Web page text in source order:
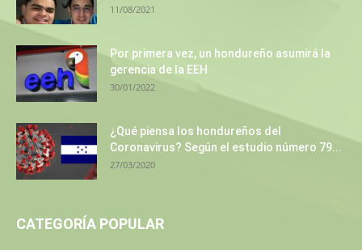
11/08/2021
Por primera vez, un hondureño asumirá la
gerencia de la EEH
30/01/2022
¿Qué piensa los hondureños del
Coronavirus? Según el estudio número 79...
27/03/2020
CATEGORÍA POPULAR